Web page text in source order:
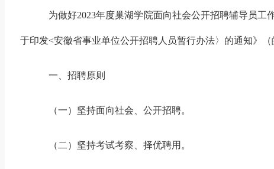
为做好2023年度巢湖学院面向社会公开招聘辅导员
于印发<安徽省事业单位公开招聘人员暂行办法〉的通知》（
一、招聘原则
（一）坚持面向社会、公开招聘。
（二）坚持考试考察、择优聘用。